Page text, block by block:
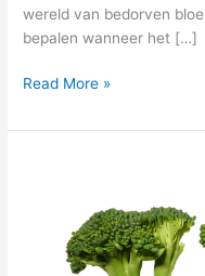
wereld van bedorven
bepalen wanneer het […]
Read More »
broccoli?
Voordelen